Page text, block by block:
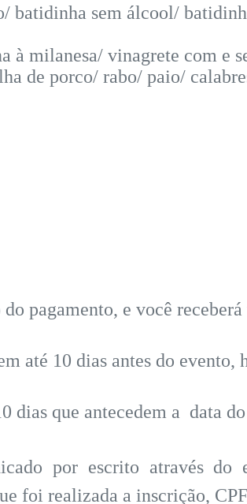
batidinha sem álcool/
à milanesa/ vinagrete com e
de porco/ rabo/ paio/
pagamento, e você
até 10 dias antes do
dias que antecedem a data
por escrito através do
foi realizada a inscrição,